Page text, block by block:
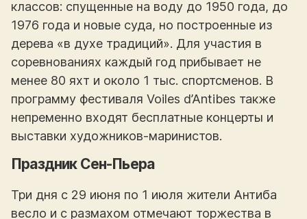
классов: спущенные на воду до 1950 года, до
1976 года и новые суда, но построенные из
дерева «в духе традиций». Для участия в
соревнованиях каждый год прибывает не
менее 80 яхт и около 1 тыс. спортсменов. В
программу фестиваля Voiles d’Antibes также
непременно входят бесплатные концерты и
выставки художников-маринистов.
Праздник Сен-Пьера
Три дня с 29 июня по 1 июля жители Антиба
весло и с размахом отмечают торжества в